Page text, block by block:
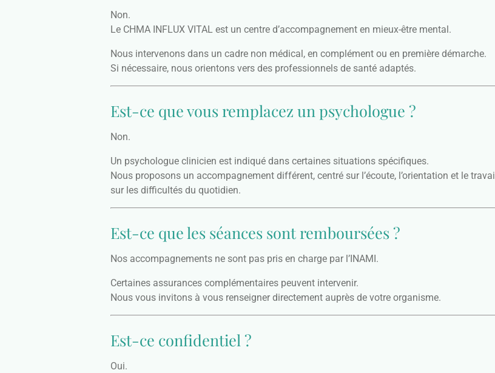
Non.
Le CHMA INFLUX VITAL est un centre d’accompagnement en mieux-être mental.
Nous intervenons dans un cadre non médical, en complément ou en première démarche.
Si nécessaire, nous orientons vers des professionnels de santé adaptés.
Est-ce que vous remplacez un psychologue ?
Non.
Un psychologue clinicien est indiqué dans certaines situations spécifiques.
Nous proposons un accompagnement différent, centré sur l’écoute, l’orientation et le travail
sur les difficultés du quotidien.
Est-ce que les séances sont remboursées ?
Nos accompagnements ne sont pas pris en charge par l’INAMI.
Certaines assurances complémentaires peuvent intervenir.
Nous vous invitons à vous renseigner directement auprès de votre organisme.
Est-ce confidentiel ?
Oui.